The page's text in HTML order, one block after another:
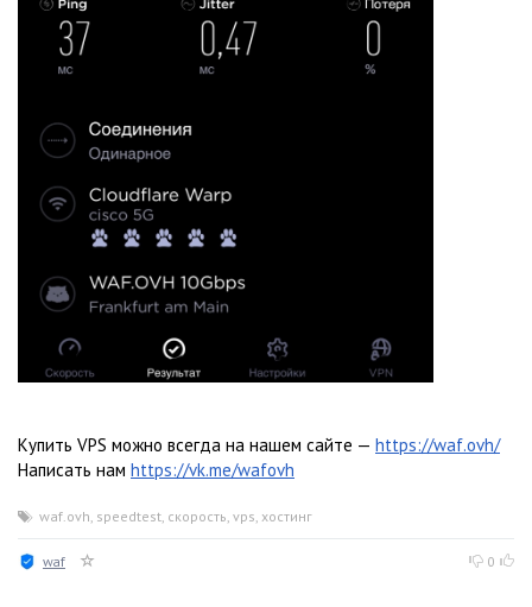
Купить VPS можно всегда на нашем сайте — https://waf.ovh/
Написать нам https://vk.me/wafovh
waf.ovh speedtest скорость vps хостинг
waf 0